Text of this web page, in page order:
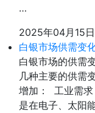
…
2025年04月15日
白银市场供需变
白银市场的供需
几种主要的供需
增加： 工业需求
是在电子、太阳